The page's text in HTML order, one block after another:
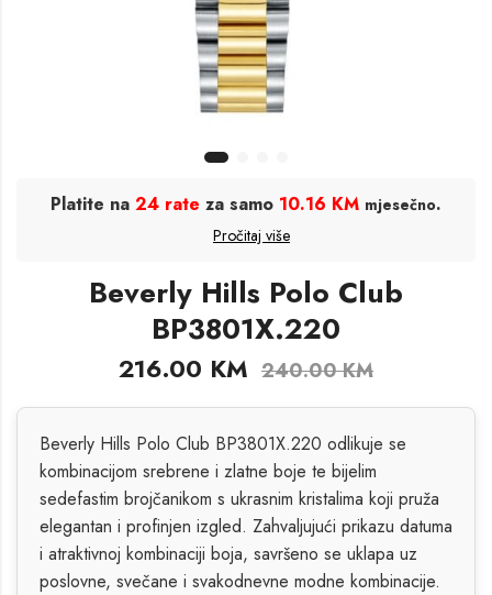
Platite na 24 rate za samo 10.16 KM mjesečno.
Pročitaj više
Beverly Hills Polo Club
BP3801X.220
216.00 KM 240.00KM
Beverly Hills Polo Club BP3801X.220 odlikuje se
kombinacijom srebrene i zlatne boje te bijelim
sedefastim brojčanikom s ukrasnim kristalima koji pruža
elegantan i profinjen izgled. Zahvaljujući prikazu datuma
i atraktivnoj kombinaciji boja, savršeno se uklapa uz
poslovne, svečane i svakodnevne modne kombinacije.